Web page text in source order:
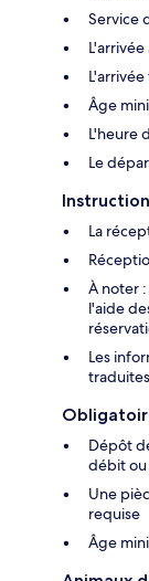
Service
Âge
L'heure
Le
La
À noter
l'aide
Les
Dépôt
débit ou
Une
requise
Âge